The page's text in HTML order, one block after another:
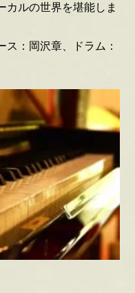
カルの世界を堪能しま
：岡沢章、ドラム：